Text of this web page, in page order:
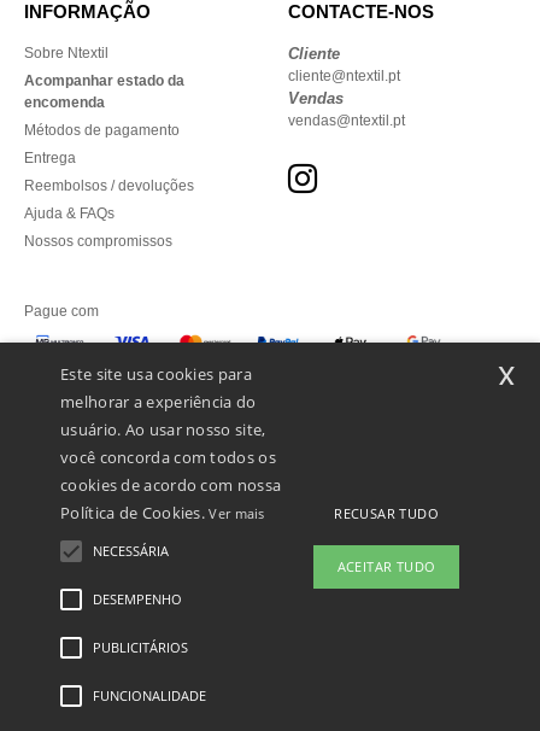
INFORMAÇÃO
Sobre Ntextil
Acompanhar estado da
encomenda
Métodos de pagamento
Entrega
Reembolsos / devoluções
Ajuda & FAQs
Nossos compromissos
CONTACTE-NOS
Cliente
cliente@ntextil.pt
Vendas
vendas@ntextil.pt
Pague com
Enviamos com
Menções Legais-Política de Privacidade
Este site usa cookies para
melhorar a experiência do
usuário. Ao usar nosso site,
você concorda com todos os
cookies de acordo com nossa
Política de Cookies.Ver mais
NECESSÁRIA
DESEMPENHO
PUBLICITÁRIOS
FUNCIONALIDADE
RECUSAR TUDO
ACEITAR TUDO
x